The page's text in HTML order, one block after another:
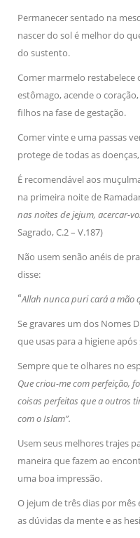
Permanecer sentado na
nascer do sol é melhor do
do sustento.
Comer marmelo restabelece
estômago, acende o
filhos na fase de gestação.
Comer vinte e uma passas
protege de todas as
É recomendável aos
na primeira noite de
nas noites de jejum, acercar-
Sagrado, C.2 – V.187)
Não usem senão anéis de
disse:
“Allah nunca puri cará a mão
Se gravares um dos Nomes
que usas para a higiene
Sempre que te olhares no
Que criou-me com perfeição,
coisas perfeitas que a outros
com o Islam”.
Usem seus melhores trajes
maneira que fazem ao
uma boa impressão.
O jejum de três dias por
as dúvidas da mente e as